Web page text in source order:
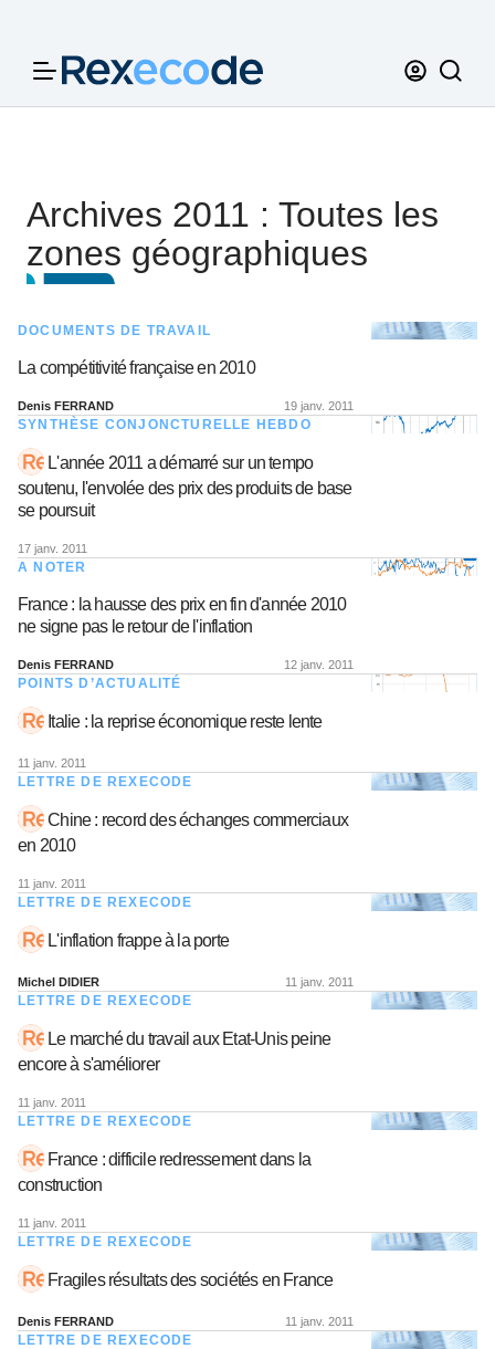
Archives 2011 : Toutes les
zones géographiques
DOCUMENTS DE TRAVAIL
La compétitivité française en 2010
Denis FERRAND 19 janv. 2011
SYNTHÈSE CONJONCTURELLE HEBDO
L'année 2011 a démarré sur un tempo
soutenu, l'envolée des prix des produits de base
se poursuit
17 janv. 2011
A NOTER
France : la hausse des prix en fin d'année 2010
ne signe pas le retour de l'inflation
Denis FERRAND 12 janv. 2011
POINTS D’ACTUALITÉ
Italie : la reprise économique reste lente
11 janv. 2011
LETTRE DE REXECODE
Chine : record des échanges commerciaux
en 2010
11 janv. 2011
LETTRE DE REXECODE
L'inflation frappe à la porte
Michel DIDIER 11 janv. 2011
LETTRE DE REXECODE
Le marché du travail aux Etat-Unis peine
encore à s'améliorer
11 janv. 2011
LETTRE DE REXECODE
France : difficile redressement dans la
construction
11 janv. 2011
LETTRE DE REXECODE
Fragiles résultats des sociétés en France
Denis FERRAND 11 janv. 2011
LETTRE DE REXECODE